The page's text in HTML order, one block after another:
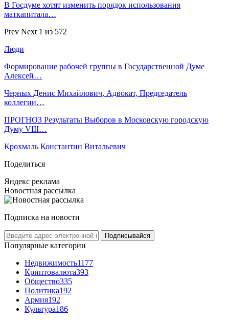
В Госдуме хотят изменить порядок использования
маткапитала…
Prev Next 1 из 572
Люди
Формирование рабочей группы в Государственной Думе
Алексей…
Черных Денис Михайлович, Адвокат, Председатель
коллегии…
ПРОГНОЗ Результаты Выборов в Московскую городскую
Думу VIII…
Крохмаль Константин Витальевич
Поделиться
Яндекс реклама
Новостная рассылка
Подписка на новости
Подписывайся
Популярные категории
Недвижимость1177
Криптовалюта393
Общество335
Политика192
Армия192
Культура186